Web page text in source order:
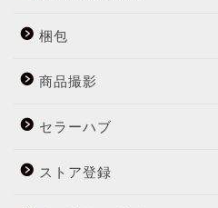
梱包
商品撮影
セラーハブ
ストア登録